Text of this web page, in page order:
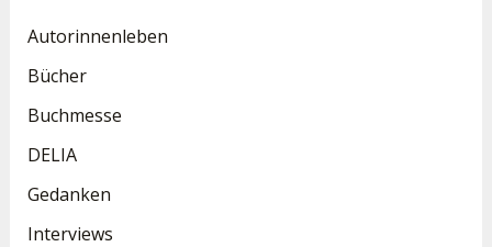
c
h
:
Autorinnenleben
Bücher
Buchmesse
DELIA
Gedanken
Interviews